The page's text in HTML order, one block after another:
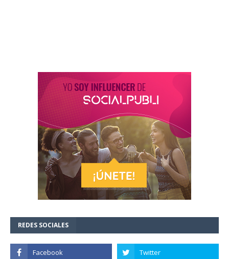
REDES SOCIALES